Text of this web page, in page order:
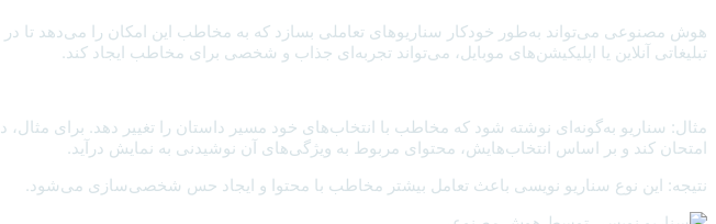
هوش مصنوعی می‌تواند به‌طور خودکار سناریوهای تعاملی بسازد که به مخاطب این امکان را می‌دهد تا
تبلیغاتی آنلاین یا اپلیکیشن‌های موبایل، می‌تواند تجربه‌ای جذاب و شخصی برای مخاطب ایجاد کند.
مثال: سناریو به‌گونه‌ای نوشته شود که مخاطب با انتخاب‌های خود مسیر داستان را تغییر دهد. برای
امتحان کند و بر اساس انتخاب‌هایش، محتوای مربوط به ویژگی‌های آن نوشیدنی به نمایش درآید.
نتیجه: این نوع سناریو نویسی باعث تعامل بیشتر مخاطب با محتوا و ایجاد حس شخصی‌سازی می‌شود.